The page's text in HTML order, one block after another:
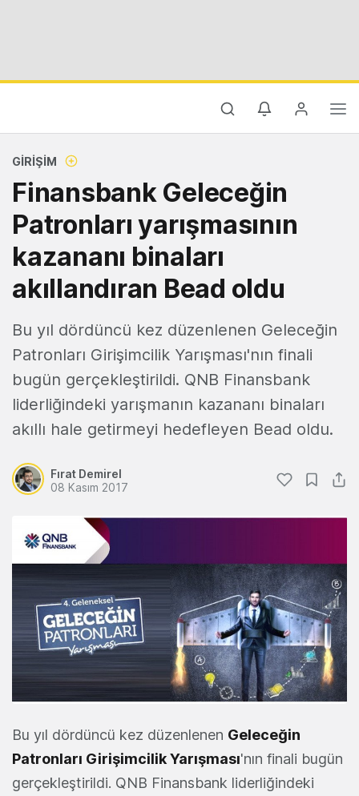
GIRIŞIM
Finansbank Geleceğin
Patronları yarışmasının
kazananı binaları
akıllandıran Bead oldu
Bu yıl dördüncü kez düzenlenen Geleceğin
Patronları Girişimcilik Yarışması'nın finali
bugün gerçekleştirildi. QNB Finansbank
liderliğindeki yarışmanın kazananı binaları
akıllı hale getirmeyi hedefleyen Bead oldu.
Fırat Demirel
08 Kasım 2017
Bu yıl dördüncü kez düzenlenen Geleceğin
Patronları Girişimcilik Yarışması'nın finali bugün
gerçekleştirildi. QNB Finansbank liderliğindeki